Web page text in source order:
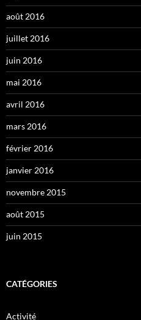
août 2016
juillet 2016
juin 2016
mai 2016
avril 2016
mars 2016
février 2016
janvier 2016
novembre 2015
août 2015
juin 2015
CATÉGORIES
Activité